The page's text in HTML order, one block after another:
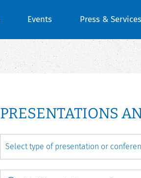
Events Press & Services
PRESENTATIONS